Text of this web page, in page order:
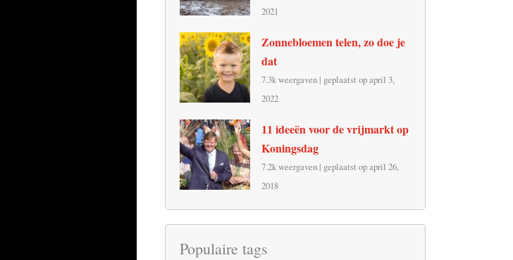
2021
Zonnebloemen telen, zo doe je
dat
7.3k weergaven| geplaatst op april 3,
2022
11 ideeën voor de vrijmarkt op
Koningsdag
7.2k weergaven| geplaatst op april 26,
2018
Populaire tags